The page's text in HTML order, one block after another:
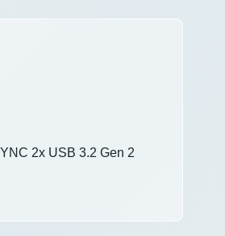
2x USB 3.2 Gen 2